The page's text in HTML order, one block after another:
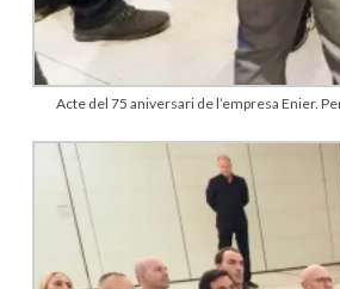
Acte del 75 aniversari de l’empresa Enier.